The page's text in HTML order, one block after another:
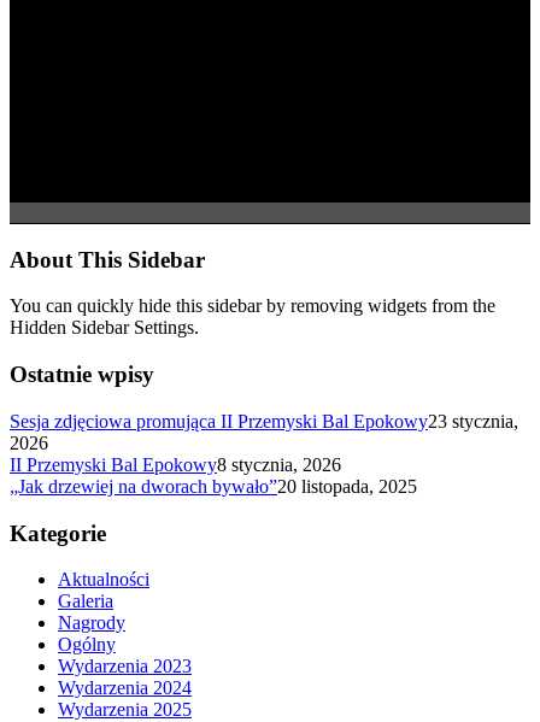
About This Sidebar
You can quickly hide this sidebar by removing widgets from the
Hidden Sidebar Settings.
Ostatnie wpisy
Sesja zdjęciowa promująca II Przemyski Bal Epokowy23 stycznia,
2026
II Przemyski Bal Epokowy8 stycznia, 2026
„Jak drzewiej na dworach bywało”20 listopada, 2025
Kategorie
Aktualności
Galeria
Nagrody
Ogólny
Wydarzenia 2023
Wydarzenia 2024
Wydarzenia 2025